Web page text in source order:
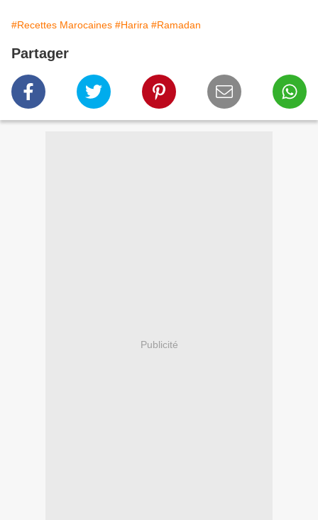
#Recettes Marocaines #Harira #Ramadan
Partager
Publicité